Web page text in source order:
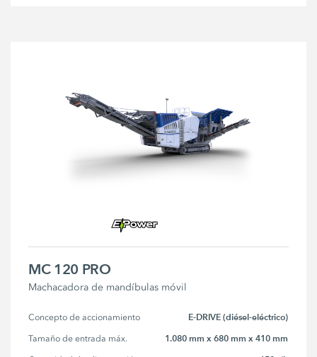
MC 120 PRO
Machacadora de mandíbulas móvil
Concepto de accionamiento E-DRIVE (diésel-eléctrico)
Tamaño de entrada máx. 1.080 mm x 680 mm x 410 mm